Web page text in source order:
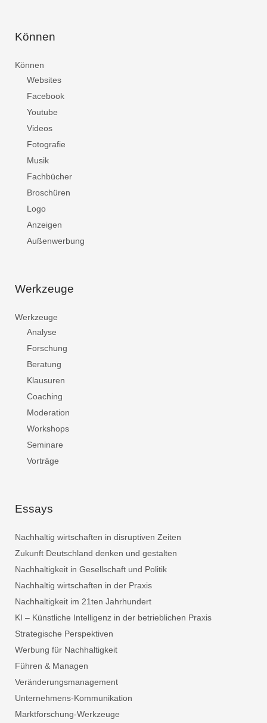
Können
Können
Websites
Facebook
Youtube
Videos
Fotografie
Musik
Fachbücher
Broschüren
Logo
Anzeigen
Außenwerbung
Werkzeuge
Werkzeuge
Analyse
Forschung
Beratung
Klausuren
Coaching
Moderation
Workshops
Seminare
Vorträge
Essays
Nachhaltig wirtschaften in disruptiven Zeiten
Zukunft Deutschland denken und gestalten
Nachhaltigkeit in Gesellschaft und Politik
Nachhaltig wirtschaften in der Praxis
Nachhaltigkeit im 21ten Jahrhundert
KI – Künstliche Intelligenz in der betrieblichen Praxis
Strategische Perspektiven
Werbung für Nachhaltigkeit
Führen & Managen
Veränderungsmanagement
Unternehmens-Kommunikation
Marktforschung-Werkzeuge